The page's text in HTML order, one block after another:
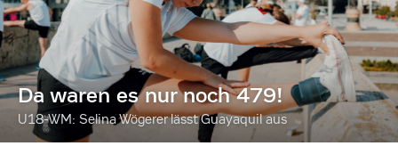
Da waren es nur noch 479!
U18-WM: Selina Wögerer lässt Guayaquil aus